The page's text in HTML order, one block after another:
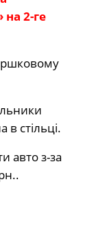
на 2-ге
в стільці.
авто з-за